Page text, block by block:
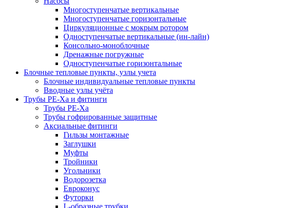
Многоступенчатые вертикальные
Многоступенчатые горизонтальные
Циркуляционные с мокрым ротором
Одноступенчатые вертикальные (ин-лайн)
Консольно-моноблочные
Дренажные погружные
Одноступенчатые горизонтальные
Блочные тепловые пункты, узлы учета
Блочные индивидуальные тепловые пункты
Вводные узлы учёта
Трубы РЕ-Ха и фитинги
Трубы РЕ-Ха
Трубы гофрированные защитные
Аксиальные фитинги
Гильзы монтажные
Заглушки
Муфты
Тройники
Угольники
Водорозетка
Евроконус
Футорки
L-образные трубки